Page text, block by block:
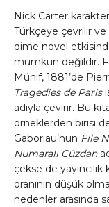
Nick Carter
Türkçeye çevrilir
dime novel
mümkün değildir.
Münif, 1881’de
Tragedies de Paris
adıyla çevirir. Bu
örneklerden birisi
Gaboriau’nun File
Numaralı Cüzdan
çekse de
oranının düşük
nedenler arasında